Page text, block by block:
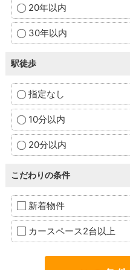
20年以内
30年以内
駅徒歩
指定なし
10分以内
20分以内
こだわりの条件
新着物件
カースペース2台以上